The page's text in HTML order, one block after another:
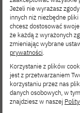
przez
oraz
rynku
Jeżeli nie wyrażasz
innych niż niezbędne
chcesz dostosować
że każdą z wyrażonych
zmieniając wybrane
prywatności.
Korzystanie z plików
jest z przetwarzaniem
korzystaniu przez nas
danych osobowych, w
znajdziesz w naszej